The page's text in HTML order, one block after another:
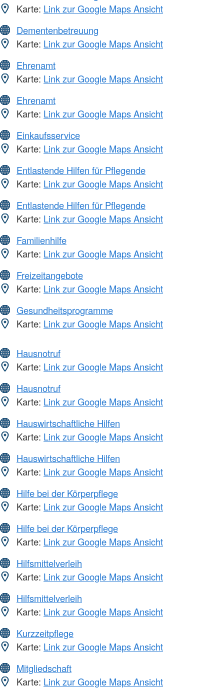
Karte: Link zur Google Maps Ansicht
Dementenbetreuung
Karte: Link zur Google Maps Ansicht
Ehrenamt
Karte: Link zur Google Maps Ansicht
Ehrenamt
Karte: Link zur Google Maps Ansicht
Einkaufsservice
Karte: Link zur Google Maps Ansicht
Entlastende Hilfen für Pflegende
Karte: Link zur Google Maps Ansicht
Entlastende Hilfen für Pflegende
Karte: Link zur Google Maps Ansicht
Familienhilfe
Karte: Link zur Google Maps Ansicht
Freizeitangebote
Karte: Link zur Google Maps Ansicht
Gesundheitsprogramme
Karte: Link zur Google Maps Ansicht
Hausnotruf
Karte: Link zur Google Maps Ansicht
Hausnotruf
Karte: Link zur Google Maps Ansicht
Hauswirtschaftliche Hilfen
Karte: Link zur Google Maps Ansicht
Hauswirtschaftliche Hilfen
Karte: Link zur Google Maps Ansicht
Hilfe bei der Körperpflege
Karte: Link zur Google Maps Ansicht
Hilfe bei der Körperpflege
Karte: Link zur Google Maps Ansicht
Hilfsmittelverleih
Karte: Link zur Google Maps Ansicht
Hilfsmittelverleih
Karte: Link zur Google Maps Ansicht
Kurzzeitpflege
Karte: Link zur Google Maps Ansicht
Mitgliedschaft
Karte: Link zur Google Maps Ansicht